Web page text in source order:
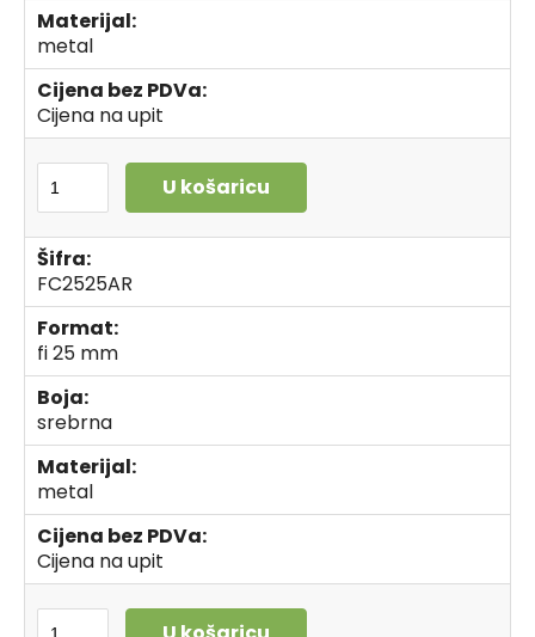
Materijal:
metal
Cijena bez PDVa:
Cijena na upit
U košaricu
Šifra:
FC2525AR
Format:
fi 25 mm
Boja:
srebrna
Materijal:
metal
Cijena bez PDVa:
Cijena na upit